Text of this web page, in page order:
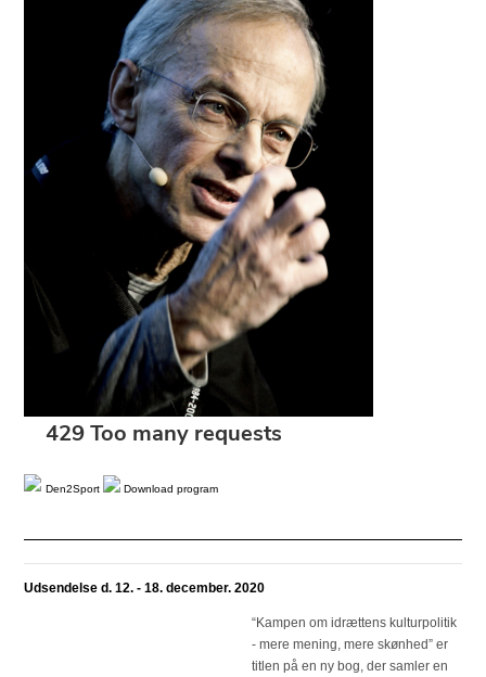
Den2Sport Download program
Udsendelse d. 12. - 18. december. 2020
“Kampen om idrættens kulturpolitik
- mere mening, mere skønhed” er
titlen på en ny bog, der samler en